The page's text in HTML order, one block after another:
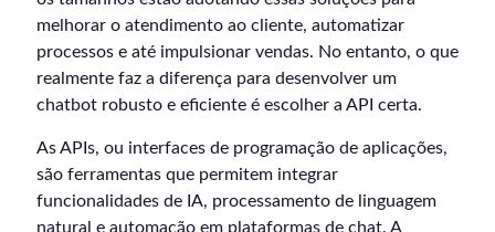
melhorar o atendimento ao cliente, automatizar
processos e até impulsionar vendas. No entanto, o que
realmente faz a diferença para desenvolver um
chatbot robusto e eficiente é escolher a API certa.
As APIs, ou interfaces de programação de aplicações,
são ferramentas que permitem integrar
funcionalidades de IA, processamento de linguagem
natural e automação em plataformas de chat. A